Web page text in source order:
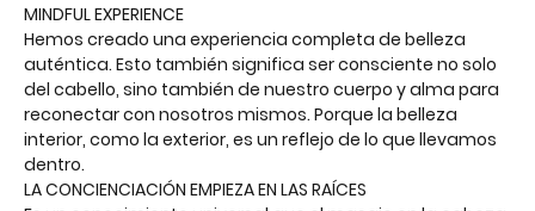
MINDFUL EXPERIENCE
Hemos creado una experiencia completa de belleza
auténtica. Esto también significa ser consciente no solo
del cabello, sino también de nuestro cuerpo y alma para
reconectar con nosotros mismos. Porque la belleza
interior, como la exterior, es un reflejo de lo que llevamos
dentro.
LA CONCIENCIACIÓN EMPIEZA EN LAS RAÍCES